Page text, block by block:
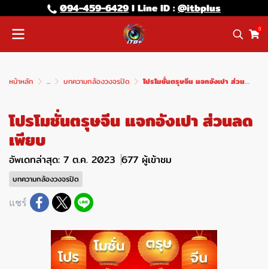
094-459-6429l Line lD :@itbplus
0
หน้าหลัก ... บทความกล้องวงจรปิด โปรโมชั่นตรุษจีน แจกอังเปา ส่วนลดเพียบ
โปรโมชั่นตรุษจีน แจกอังเปา ส่วนลด
เพียบ
อัพเดทล่าสุด: 7 ต.ค. 2023 677 ผู้เข้าชม
บทความกล้องวงจรปิด
แชร์